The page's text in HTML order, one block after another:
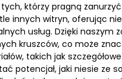
którzy pragną
innych witryn, oferując
usług. Dzięki
kruszców, co może
takich jak
potencjał, jaki niesie ze